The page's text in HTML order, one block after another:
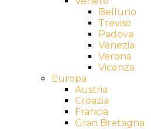
Belluno
Treviso
Padova
Venezia
Verona
Vicenza
Europa
Austria
Croazia
Francia
Gran Bretagna